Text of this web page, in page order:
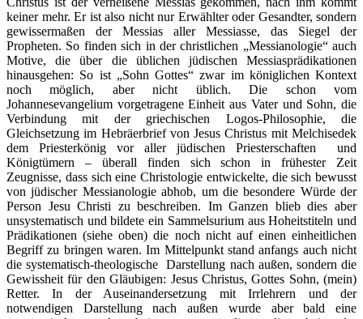
keiner mehr. Er ist also nicht nur Erwählter oder Gesandter, sondern
gewissermaßen der Messias aller Messiasse, das Siegel der
Propheten. So finden sich in der christlichen „Messianologie“ auch
Motive, die über die üblichen jüdischen Messiasprädikationen
hinausgehen: So ist „Sohn Gottes“ zwar im königlichen Kontext
noch möglich, aber nicht üblich. Die schon vom
Johannesevangelium vorgetragene Einheit aus Vater und Sohn, die
Verbindung mit der griechischen Logos-Philosophie, die
Gleichsetzung im Hebräerbrief von Jesus Christus mit Melchisedek
dem Priesterkönig vor aller jüdischen Priesterschaften und
Königtümern – überall finden sich schon in frühester Zeit
Zeugnisse, dass sich eine Christologie entwickelte, die sich bewusst
von jüdischer Messianologie abhob, um die besondere Würde der
Person Jesu Christi zu beschreiben. Im Ganzen blieb dies aber
unsystematisch und bildete ein Sammelsurium aus Hoheitstiteln und
Prädikationen (siehe oben) die noch nicht auf einen einheitlichen
Begriff zu bringen waren. Im Mittelpunkt stand anfangs auch nicht
die systematisch-theologische Darstellung nach außen, sondern die
Gewissheit für den Gläubigen: Jesus Christus, Gottes Sohn, (mein)
Retter. In der Auseinandersetzung mit Irrlehrern und der
notwendigen Darstellung nach außen wurde aber bald eine